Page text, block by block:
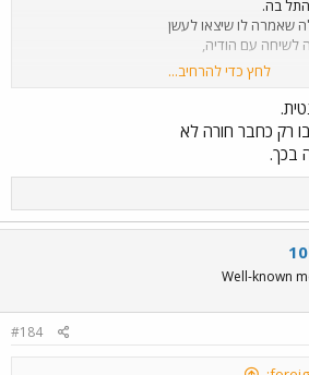
בה.
שאמרה לו שיצאו לעשן
לשיחה עם הודיה,
כמה פעמים.
לחץ כדי להרחיב...
בו רק כחבר חורה לא
בכך.
Well-known
#184